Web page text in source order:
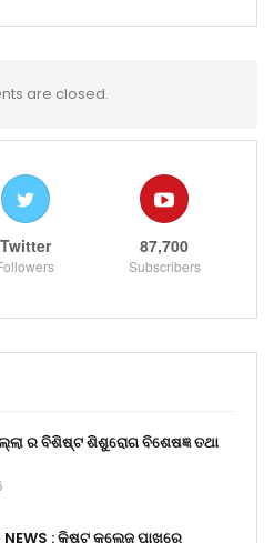
are closed.
Twitter 87,700
Subscribers
ର ବିଶିଷ୍ଟ ଶିଶୁରୋଗ ବିଶେଷଜ୍ଞ ତଥା
NEWS : କିଷ୍ଟ କଲେଜ ପାଖରେ